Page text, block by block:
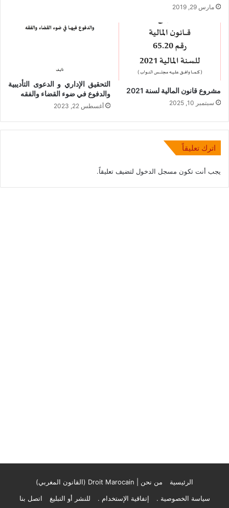
مارس 29, 2019
مشروع قانون المالية لسنة 2021
سبتمبر 10, 2025
التحقيق الإداري و الدعوى التأديبية
والدفوع في ضوء القضاء والفقه
أغسطس 22, 2023
اترك تعليقاً
يجب أنت تكون مسجل الدخول لتضيف تعليقاً.
الرئيسية
من نحن | Droit Marocain (القانون المغربي)
سياسة الخصوصية .
إتفاقية الإستخدام . للنشر أو التبليغ اتصل بنا